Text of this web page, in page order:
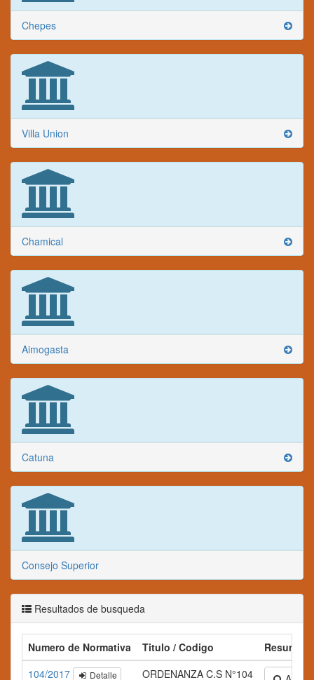
Chepes
Villa Union
Chamical
Aimogasta
Catuna
Consejo Superior
Resultados de busqueda
Numero de Normativa Titulo / Codigo
Resumen
104/2017
Detalle ORDENANZA C.S N°104